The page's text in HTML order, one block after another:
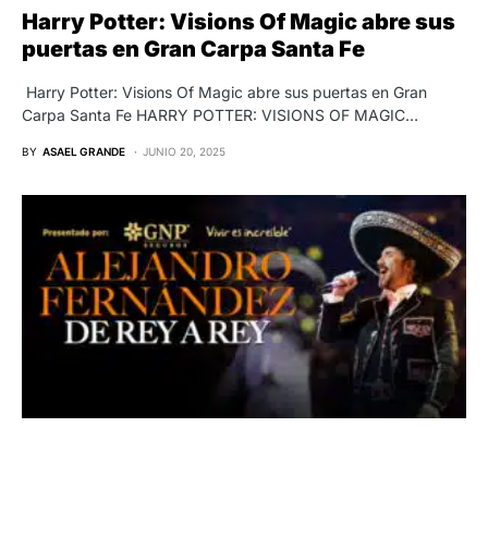
Harry Potter: Visions Of Magic abre sus
puertas en Gran Carpa Santa Fe
Harry Potter: Visions Of Magic abre sus puertas en Gran
Carpa Santa Fe HARRY POTTER: VISIONS OF MAGIC…
BY ASAEL GRANDE JUNIO 20, 2025